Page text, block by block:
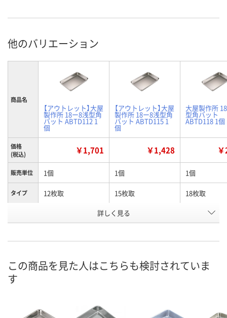
他のバリエーション
商品名
【アウトレット】大屋
製作所 18ー8浅型角
バット ABTD112 1
個
【アウトレット】大屋
製作所 18ー8浅型角
バット ABTD115 1
個
大屋製作所
型角バット
ABTD118 1個
価格
(税込)
￥1,701 ￥1,428
販売単位 1個 1個 1個
タイプ 12枚取 15枚取 18枚取
179801
カゴへ
詳しく見る
この商品を見た人はこちらも検討されていま
す